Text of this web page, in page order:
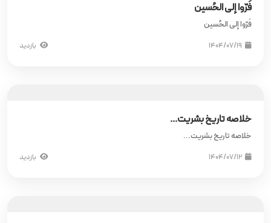
فَرّوا إلی الحُسین
فَرّوا إلی الحُسین
۱۴۰۴/۰۷/۱۹ بازدید
خلاصه تاریخ بشریت...
خلاصه تاریخ بشریت...
۱۴۰۴/۰۷/۱۲ بازدید